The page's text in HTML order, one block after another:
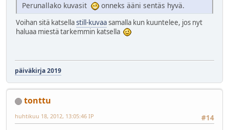
Perunallako kuvasit onneks ääni sentäs hyvä.
Voihan sitä katsellastill-kuvaasamalla kun kuuntelee, jos nyt
haluaa miestä tarkemmin katsella
päiväkirja 2019
tonttu
#14
huhtikuu 18, 2012, 13:05:46 IP